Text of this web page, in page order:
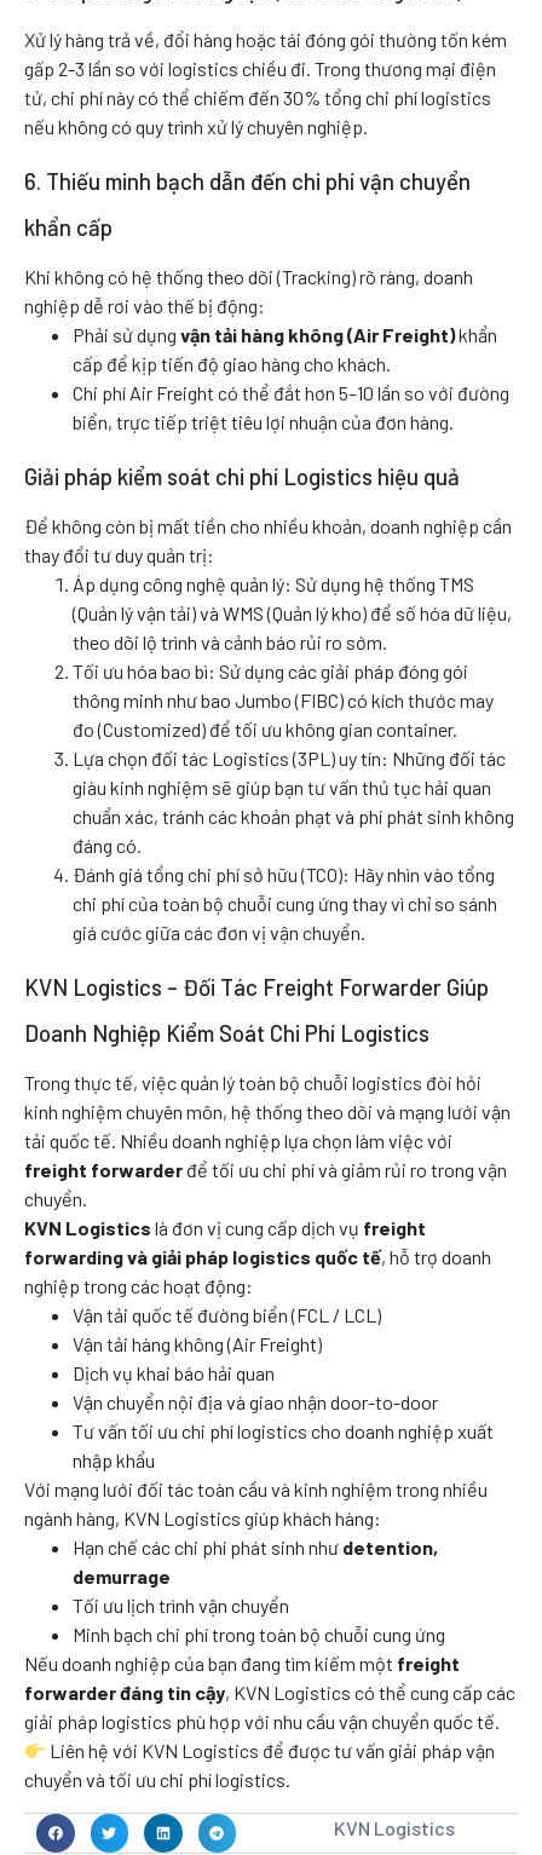
Xử lý hàng trả về, đổi hàng hoặc tái đóng gói thường tốn kém
gấp 2-3 lần so với logistics chiều đi. Trong thương mại điện
tử, chi phí này có thể chiếm đến 30% tổng chi phí logistics
nếu không có quy trình xử lý chuyên nghiệp.
6. Thiếu minh bạch dẫn đến chi phí vận chuyển
khẩn cấp
Khi không có hệ thống theo dõi (Tracking) rõ ràng, doanh
nghiệp dễ rơi vào thế bị động:
Phải sử dụng vận tải hàng không (Air Freight)khẩn
cấp để kịp tiến độ giao hàng cho khách.
Chi phí Air Freight có thể đắt hơn 5–10 lần so với đường
biển, trực tiếp triệt tiêu lợi nhuận của đơn hàng.
Giải pháp kiểm soát chi phí Logistics hiệu quả
Để không còn bị mất tiền cho nhiều khoản, doanh nghiệp cần
thay đổi tư duy quản trị:
Áp dụng công nghệ quản lý: Sử dụng hệ thống TMS
(Quản lý vận tải) và WMS (Quản lý kho) để số hóa dữ liệu,
theo dõi lộ trình và cảnh báo rủi ro sớm.
Tối ưu hóa bao bì: Sử dụng các giải pháp đóng gói
thông minh như bao Jumbo (FIBC) có kích thước may
đo (Customized) để tối ưu không gian container.
Lựa chọn đối tác Logistics (3PL) uy tín: Những đối tác
giàu kinh nghiệm sẽ giúp bạn tư vấn thủ tục hải quan
chuẩn xác, tránh các khoản phạt và phí phát sinh không
đáng có.
Đánh giá tổng chi phí sở hữu (TCO): Hãy nhìn vào tổng
chi phí của toàn bộ chuỗi cung ứng thay vì chỉ so sánh
giá cước giữa các đơn vị vận chuyển.
KVN Logistics – Đối Tác Freight Forwarder Giúp
Doanh Nghiệp Kiểm Soát Chi Phí Logistics
Trong thực tế, việc quản lý toàn bộ chuỗi logistics đòi hỏi
kinh nghiệm chuyên môn, hệ thống theo dõi và mạng lưới vận
tải quốc tế. Nhiều doanh nghiệp lựa chọn làm việc với
freight forwarder để tối ưu chi phí và giảm rủi ro trong vận
chuyển.
KVN Logistics là đơn vị cung cấp dịch vụ freight
forwarding và giải pháp logistics quốc tế, hỗ trợ doanh
nghiệp trong các hoạt động:
Vận tải quốc tế đường biển (FCL / LCL)
Vận tải hàng không (Air Freight)
Dịch vụ khai báo hải quan
Vận chuyển nội địa và giao nhận door-to-door
Tư vấn tối ưu chi phí logistics cho doanh nghiệp xuất
nhập khẩu
Với mạng lưới đối tác toàn cầu và kinh nghiệm trong nhiều
ngành hàng, KVN Logistics giúp khách hàng:
Hạn chế các chi phí phát sinh như detention,
demurrage
Tối ưu lịch trình vận chuyển
Minh bạch chi phí trong toàn bộ chuỗi cung ứng
Nếu doanh nghiệp của bạn đang tìm kiếm một freight
forwarder đáng tin cậy, KVN Logistics có thể cung cấp các
giải pháp logistics phù hợp với nhu cầu vận chuyển quốc tế.
Liên hệ với KVN Logistics để được tư vấn giải pháp vận
chuyển và tối ưu chi phí logistics.
KVN Logistics